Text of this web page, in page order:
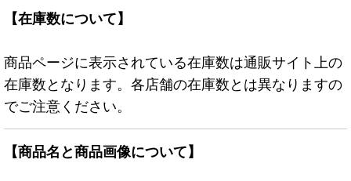
【在庫数について】
商品ページに表示されている在庫数は通販サイト上の
在庫数となります。各店舗の在庫数とは異なりますの
でご注意ください。
【商品名と商品画像について】